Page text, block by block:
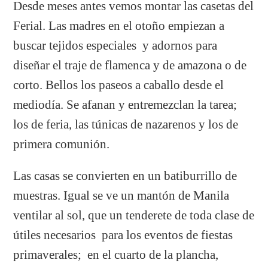
Desde meses antes vemos montar las casetas del
Ferial. Las madres en el otoño empiezan a
buscar tejidos especiales y adornos para
diseñar el traje de flamenca y de amazona o de
corto. Bellos los paseos a caballo desde el
mediodía. Se afanan y entremezclan la tarea;
los de feria, las túnicas de nazarenos y los de
primera comunión.
Las casas se convierten en un batiburrillo de
muestras. Igual se ve un mantón de Manila
ventilar al sol, que un tenderete de toda clase de
útiles necesarios para los eventos de fiestas
primaverales; en el cuarto de la plancha,